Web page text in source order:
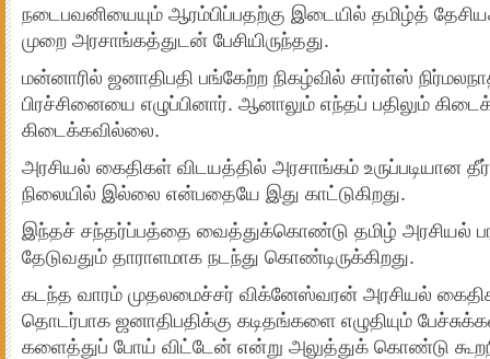
நடைபவனியையும் ஆரம்பிப்பதற்கு இடையில் தமிழ்த்
முறை அரசாங்கத்துடன் பேசியிருந்தது.
மன்னாரில் ஜனாதிபதி பங்கேற்ற நிகழ்வில் சார்ள்ஸ்
பிரச்சினையை எழுப்பினார். ஆனாலும் எந்தப் பதிலும்
கிடைக்கவில்லை.
அரசியல் கைதிகள் விடயத்தில் அரசாங்கம் உருப்படியான
நிலையில் இல்லை என்பதையே இது காட்டுகிறது.
இந்தச் சந்தர்ப்பத்தை வைத்துக்கொண்டு தமிழ் அரசியல்
தேடுவதும் தாராளமாக நடந்து கொண்டிருக்கிறது.
கடந்த வாரம் முதலமைச்சர் விக்னேஸ்வரன் அரசியல்
தொடர்பாக ஜனாதிபதிக்கு கடிதங்களை எழுதியும்
களைத்துப் போய் விட்டேன் என்று அலுத்துக் கொண்டு